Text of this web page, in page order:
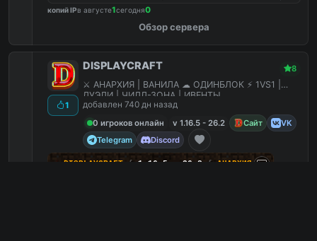
копий IPв августе1сегодня0
Обзор сервера
1
DISPLAYCRAFT 8
⚔ АНАРХИЯ | ВАНИЛА ☁ ОДИНБЛОК ⚡ 1VS1 |
ДУЭЛИ | ЧИЛЛ-ЗОНА | ИВЕНТЫ
добавлен 740 дн назад
0 игроков онлайн
v 1.16.5 - 26.2 Сайт
VK
Telegram
Discord
☄ DISPL AYCRAFT ∫ 1.16.5 - 26.2 ∫ АНАРХИЯ